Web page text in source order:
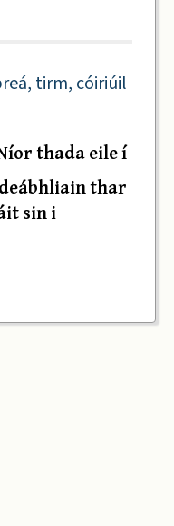
tirm, cóiriúil
thada eile í
thar
sin i